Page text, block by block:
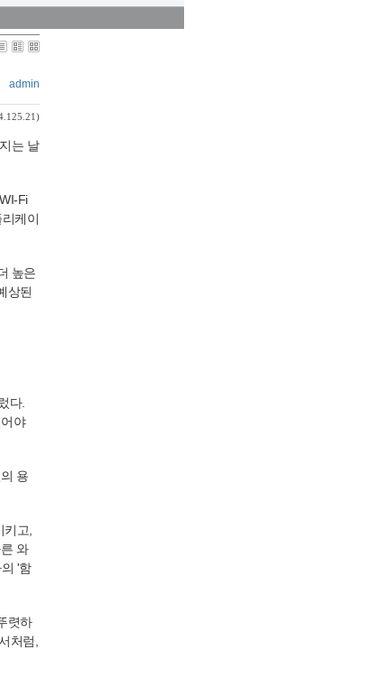
admin
는 날
Fi
케이
높은
상된
다.
야
용
고,
와
'함
렷하
처럼,